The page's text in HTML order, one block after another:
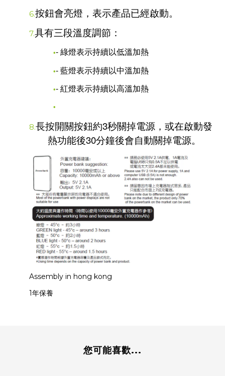
6.按鈕會亮燈，表示產品已經啟動。
7.具有三段溫度調節：
•-綠燈表示持續以低溫加熱
•-藍燈表示持續以中溫加熱
•-紅燈表示持續以高溫加熱
•
8.長按開關按鈕約3秒關掉電源，或在啟動發
熱功能後30分鐘後會自動關掉電源。
Assembly in hong kong
1年保養
您可能喜歡...